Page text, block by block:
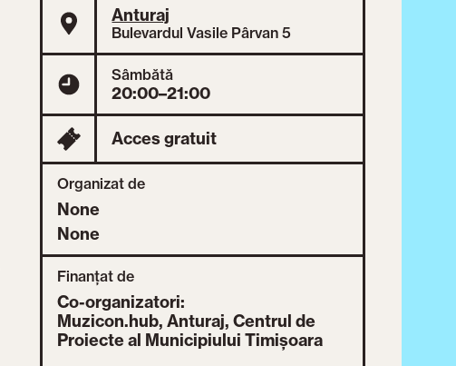
Anturaj
Bulevardul Vasile Pârvan 5
Sâmbătă
20:00–21:00
Acces gratuit
Organizat de
None
None
Finanțat de
Co-organizatori:
Muzicon.hub, Anturaj, Centrul de
Proiecte al Municipiului Timișoara